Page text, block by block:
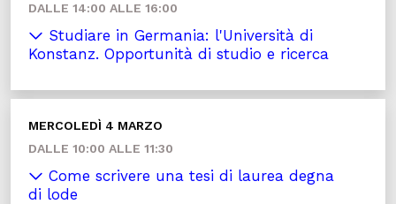
DALLE 14:00 ALLE 16:00
Studiare in Germania: l'Università di
Konstanz. Opportunità di studio e ricerca
MERCOLEDÌ 4 MARZO
DALLE 10:00 ALLE 11:30
Come scrivere una tesi di laurea degna
di lode